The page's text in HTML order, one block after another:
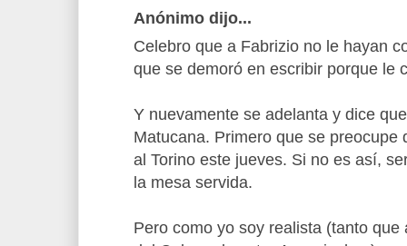
Anónimo dijo...
Celebro que a Fabrizio no le hayan
que se demoró en escribir porque le
Y nuevamente se adelanta y dice
Matucana. Primero que se preocupe
al Torino este jueves. Si no es así,
la mesa servida.
Pero como yo soy realista (tanto